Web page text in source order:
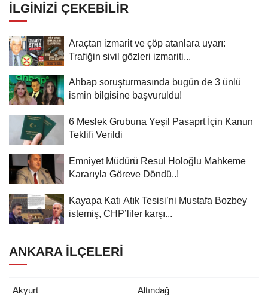
İLGINIZI ÇEKEBILIR
Araçtan izmarit ve çöp atanlara uyarı:
Trafiğin sivil gözleri izmariti...
Ahbap soruşturmasında bugün de 3 ünlü
ismin bilgisine başvuruldu!
6 Meslek Grubuna Yeşil Pasaprt İçin Kanun
Teklifi Verildi
Emniyet Müdürü Resul Holoğlu Mahkeme
Kararıyla Göreve Döndü..!
Kayapa Katı Atık Tesisi’ni Mustafa Bozbey
istemiş, CHP’liler karşı...
ANKARA İLÇELERI
Akyurt
Altındağ